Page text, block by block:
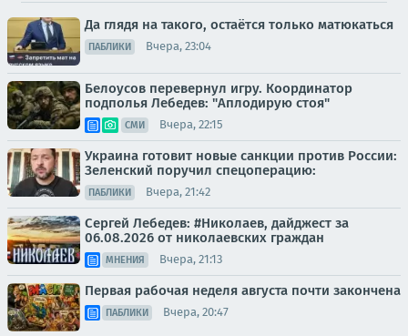
Да глядя на такого, остаётся только матюкаться
ПАБЛИКИ Вчера, 23:04
Белоусов перевернул игру. Координатор
подполья Лебедев: "Аплодирую стоя"
СМИ Вчера, 22:15
Украина готовит новые санкции против России:
Зеленский поручил спецоперацию:
ПАБЛИКИ Вчера, 21:42
Сергей Лебедев: #Николаев, дайджест за
06.08.2026 от николаевских граждан
МНЕНИЯ Вчера, 21:13
Первая рабочая неделя августа почти закончена
ПАБЛИКИ Вчера, 20:47